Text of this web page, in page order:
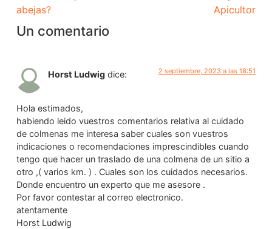
abejas?
Apicultor
Un comentario
Horst Ludwig dice: 2 septiembre, 2023 a las 18:51
Hola estimados,
habiendo leido vuestros comentarios relativa al cuidado
de colmenas me interesa saber cuales son vuestros
indicaciones o recomendaciones imprescindibles cuando
tengo que hacer un traslado de una colmena de un sitio a
otro ,( varios km. ) . Cuales son los cuidados necesarios.
Donde encuentro un experto que me asesore .
Por favor contestar al correo electronico.
atentamente
Horst Ludwig